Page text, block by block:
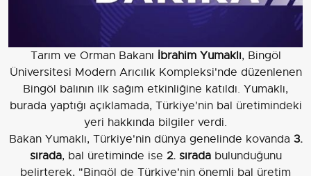
Tarım ve Orman Bakanı İbrahim Yumaklı, Bingöl
Üniversitesi Modern Arıcılık Kompleksi'nde düzenlenen
Bingöl balının ilk sağım etkinliğine katıldı. Yumaklı,
burada yaptığı açıklamada, Türkiye'nin bal üretimindeki
yeri hakkında bilgiler verdi.
Bakan Yumaklı, Türkiye'nin dünya genelinde kovanda 3.
sırada, bal üretiminde ise 2. sıradabulunduğunu
belirterek, "Bingöl de Türkiye'nin önemli bal üretim